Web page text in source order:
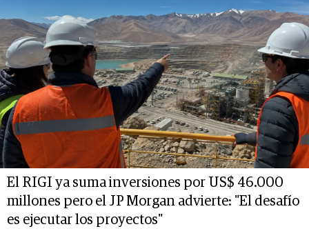
El RIGI ya suma inversiones por US$ 46.000
millones pero el JP Morgan advierte: "El desafío
es ejecutar los proyectos"